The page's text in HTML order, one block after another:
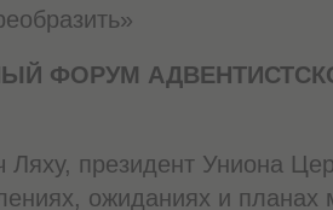
ФОРУМ
Ляху, президент Униона
ожиданиях и